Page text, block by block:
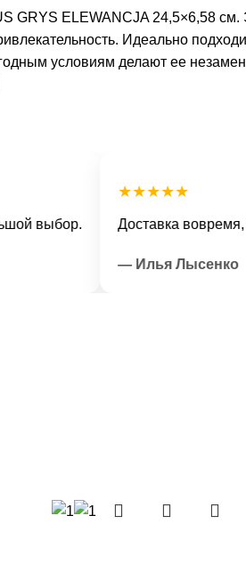
ELEWANCJA 24,5×6,58
Идеально
условиям делают ее
★★★★★
Доставка вовремя, всё
— Илья Лысенко